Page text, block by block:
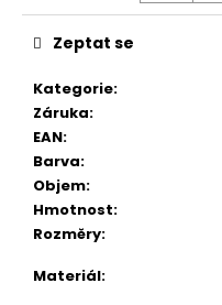
Kategorie:
Záruka:
EAN:
Barva:
Objem:
Hmotnost:
Rozměry:
Materiál:
Zeptat se
č
u
e
m
e